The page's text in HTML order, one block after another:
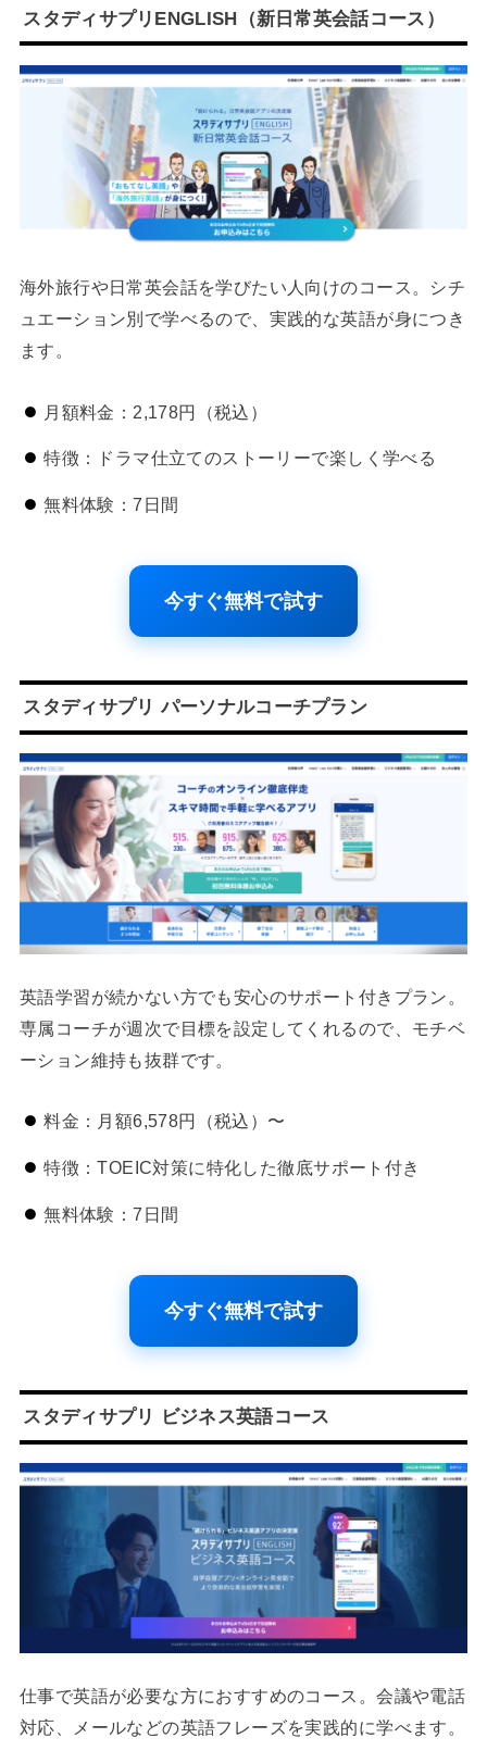
スタディサプリENGLISH（新日常英会話コース）
海外旅行や日常英会話を学びたい人向けのコース。シチ
ュエーション別で学べるので、実践的な英語が身につき
ます。
月額料金：2,178円（税込）
特徴：ドラマ仕立てのストーリーで楽しく学べる
無料体験：7日間
今すぐ無料で試す
スタディサプリ パーソナルコーチプラン
英語学習が続かない方でも安心のサポート付きプラン。
専属コーチが週次で目標を設定してくれるので、モチベ
ーション維持も抜群です。
料金：月額6,578円（税込）〜
特徴：TOEIC対策に特化した徹底サポート付き
無料体験：7日間
今すぐ無料で試す
スタディサプリ ビジネス英語コース
仕事で英語が必要な方におすすめのコース。会議や電話
対応、メールなどの英語フレーズを実践的に学べます。